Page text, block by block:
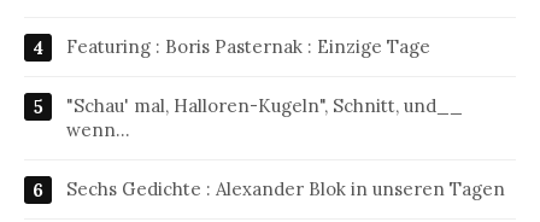
Featuring : Boris Pasternak : Einzige Tage
"Schau' mal, Halloren-Kugeln", Schnitt, und__
wenn…
Sechs Gedichte : Alexander Blok in unseren Tagen